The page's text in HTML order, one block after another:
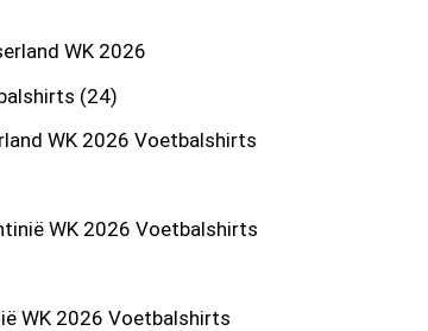
WK 2026
24
WK 2026 Voetbalshirts
WK 2026 Voetbalshirts
WK 2026 Voetbalshirts